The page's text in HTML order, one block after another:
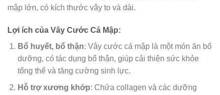
mập lớn, có kích thước vây to và dài.
Lợi ích của Vây Cước Cá Mập:
Bổ huyết, bổ thận: Vây cước cá mập là một món ăn bổ
dưỡng, có tác dụng bổ thận, giúp cải thiện sức khỏe
tổng thể và tăng cường sinh lực.
Hỗ trợ xương khớp: Chứa collagen và các dưỡng